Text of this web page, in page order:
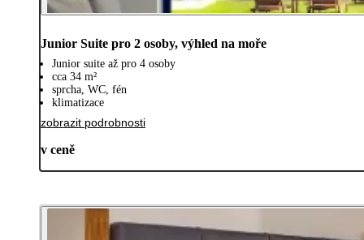
Junior Suite pro 2 osoby, výhled na moře
Junior suite až pro 4 osoby
cca 34 m²
sprcha, WC, fén
klimatizace
zobrazit podrobnosti
v ceně